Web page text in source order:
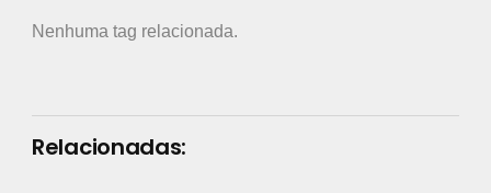
Nenhuma tag relacionada.
Relacionadas: